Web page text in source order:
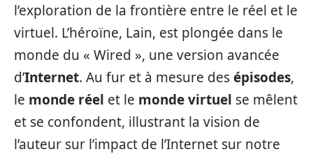
l’exploration de la frontière entre le réel et le
virtuel. L’héroïne, Lain, est plongée dans le
monde du « Wired », une version avancée
d’Internet. Au fur et à mesure desépisodes,
le monde réel et le monde virtuel se mêlent
et se confondent, illustrant la vision de
l’auteur sur l’impact de l’Internet sur notre